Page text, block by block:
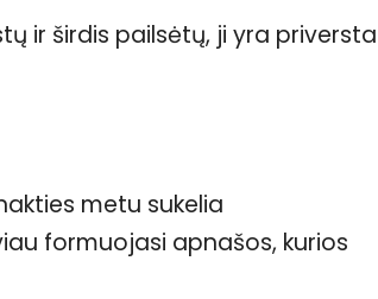
ir širdis pailsėtų, ji yra priversta
metu sukelia
formuojasi apnašos, kurios